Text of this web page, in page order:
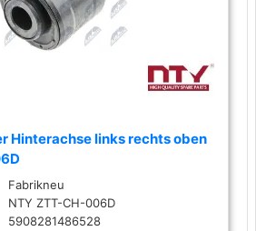
Hinterachse links rechts oben
Fabrikneu
NTY ZTT-CH-006D
5908281486528